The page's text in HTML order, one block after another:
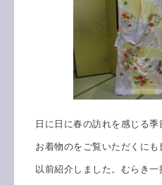
日に日に春の訪れを感じる季
お着物のをご覧いただくにも
以前紹介しました。むらき一